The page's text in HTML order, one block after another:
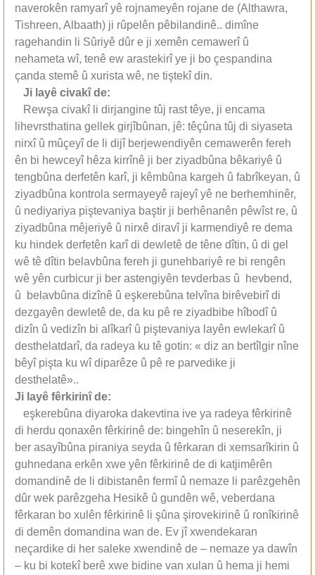
naverokên ramyarî yê rojnameyên rojane de (Althawra,
Tishreen, Albaath) ji rûpelên pêbilandinê.. dimîne
ragehandin li Sûriyê dûr e ji xemên cemawerî û
nehameta wî, tenê ew arastekirî ye ji bo çespandina
çanda stemê û xurista wê, ne tiştekî din.
Ji layê civakîde:
Rewşa civakî li dirjangine tûj rast têye, ji encama
lihevrsthatina gellek girjîbûnan, jê: têçûna tûj di siyaseta
nirxî û mûçeyî de li dijî berjewendiyên cemawerên fereh
ên bi hewceyî hêza kirrînê ji ber ziyadbûna bêkariyê û
tengbûna derfetên karî, ji kêmbûna kargeh û fabrîkeyan, û
ziyadbûna kontrola sermayeyê rajeyî yê ne berhemhinêr,
û nediyariya piştevaniya baştir ji berhênanên pêwîst re, û
ziyadbûna mêjeriyê û nirxê diravî ji karmendiyê re dema
ku hindek derfetên karî di dewletê de têne dîtin, û di gel
wê tê dîtin belavbûna fereh ji gunehbariyê re bi rengên
wê yên curbicur ji ber astengiyên tevderbas û hevbend,
û belavbûna dizînê û eşkerebûna telvîna birêvebirî di
dezgayên dewletê de, da ku pê re ziyadbibe hîbodî û
dizîn û vedizîn bi alîkarî û piştevaniya layên ewlekarî û
desthelatdarî, da radeya ku tê gotin: « diz an bertîlgir nîne
bêyî pişta ku wî diparêze û pê re parvedike ji
desthelatê»..
Ji layê fêrkirinîde:
eşkerebûna diyaroka dakevtina ive ya radeya fêrkirinê
di herdu qonaxên fêrkirinê de: bingehîn û neserekîn, ji
ber asayîbûna piraniya seyda û fêrkaran di xemsarîkirin û
guhnedana erkên xwe yên fêrkirinê de di katjimêrên
domandinê de li dibistanên fermî û nemaze li parêzgehên
dûr wek parêzgeha Hesikê û gundên wê, veberdana
fêrkaran bo xulên fêrkirinê li şûna şirovekirinê û ronîkirinê
di demên domandina wan de. Ev jî xwendekaran
neçardike di her saleke xwendinê de – nemaze ya dawîn
– ku bi kotekî berê xwe bidine van xulan û hema ji hemi